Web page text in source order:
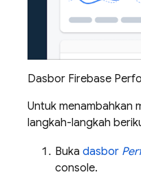
Dasbor Firebase
Untuk menambahkan
langkah-langkah
Buka dasbor
console.